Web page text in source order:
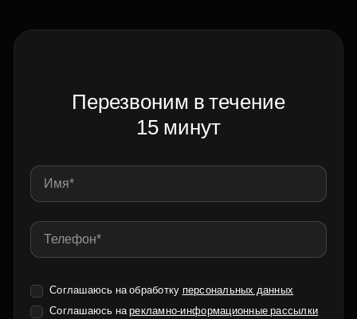
Перезвоним в течение
15 минут
Соглашаюсь на обработку персональных данных
Соглашаюсь нарекламно-информационные рассылки